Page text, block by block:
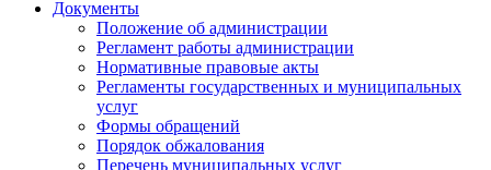
Документы
Положение об администрации
Регламент работы администрации
Нормативные правовые акты
Регламенты государственных и муниципальных
услуг
Формы обращений
Порядок обжалования
Перечень муниципальных услуг